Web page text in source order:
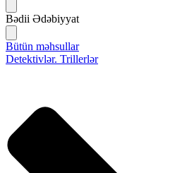
Bədii Ədəbiyyat
Bütün məhsullar
Detektivlər. Trillerlər